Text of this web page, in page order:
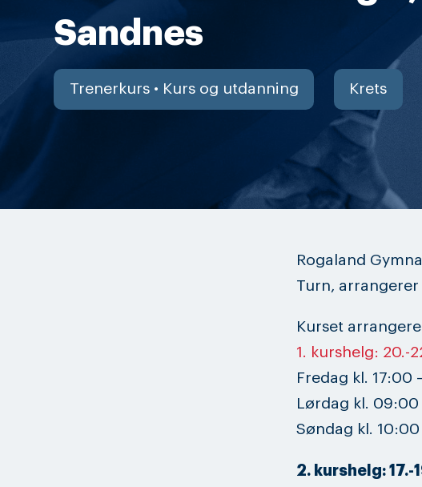
Sandnes
Trenerkurs • Kurs og utdanning Krets
Rogaland
Turn, arrangerer
Kurset
1. kurshelg: 20.-
Fredag kl. 17:00
Lørdag kl. 09:00
Søndag kl. 10:00
2. kurshelg: